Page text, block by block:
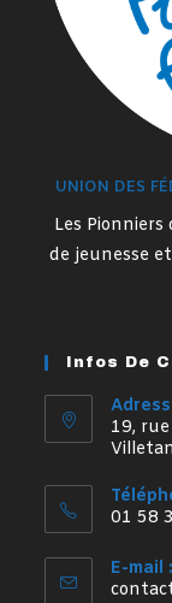
UNION DES
Les
de jeunesse
Infos De
19,
01 58
E-mail :